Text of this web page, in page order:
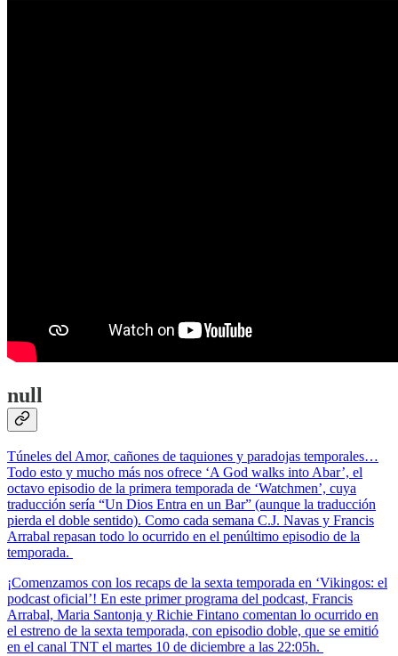
null
Túneles del Amor, cañones de taquiones y paradojas temporales…
Todo esto y mucho más nos ofrece ‘A God walks into Abar’, el
octavo episodio de la primera temporada de ‘Watchmen’, cuya
traducción sería “Un Dios Entra en un Bar” (aunque la traducción
pierda el doble sentido). Como cada semana C.J. Navas y Francis
Arrabal repasan todo lo ocurrido en el penúltimo episodio de la
temporada.
¡Comenzamos con los recaps de la sexta temporada en ‘Vikingos: el
podcast oficial’! En este primer programa del podcast, Francis
Arrabal, Maria Santonja y Richie Fintano comentan lo ocurrido en
el estreno de la sexta temporada, con episodio doble, que se emitió
en el canal TNT el martes 10 de diciembre a las 22:05h.